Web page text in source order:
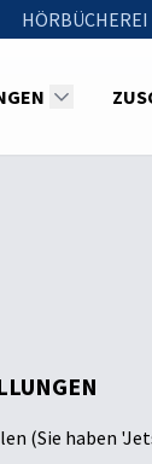
HÖRBÜCHEREI
(Sie haben